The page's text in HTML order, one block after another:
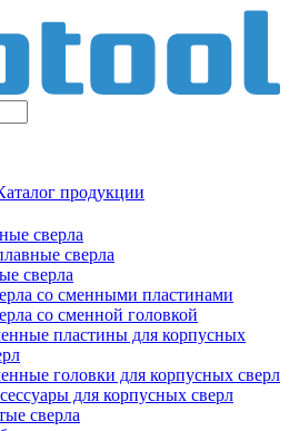
продукции
сверла
сверла
сверла
со сменными пластинами
со сменной головкой
пластины для корпусных
головки для корпусных сверл
для корпусных сверл
сверла